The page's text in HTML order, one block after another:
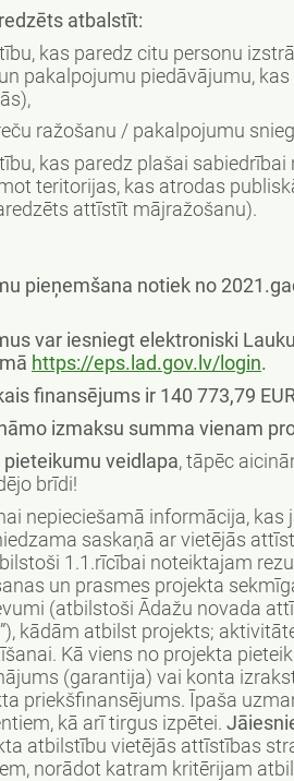
atbalstīt:
kas paredz citu personu
pakalpojumu piedāvājumu,
ražošanu / pakalpojumu
kas paredz plašai
teritorijas, kas atrodas
attīstīt mājražošanu).
pieņemšana notiek no
var iesniegt elektroniski
https://eps.lad.gov.lv/login.
finansējums ir 140 773,79
izmaksu summa vienam
veidlapa, tāpēc
brīdi!
nepieciešamā informācija, kas
saskaņā ar vietējās
1.1.rīcībai noteiktajam
un prasmes projekta
(atbilstoši Ādažu novada
kādām atbilst projekts;
Kā viens no projekta
(garantija) vai konta
priekšfinansējums. Īpaša
kā arī tirgus izpētei.
atbilstību vietējās attīstības
norādot katram kritērijam